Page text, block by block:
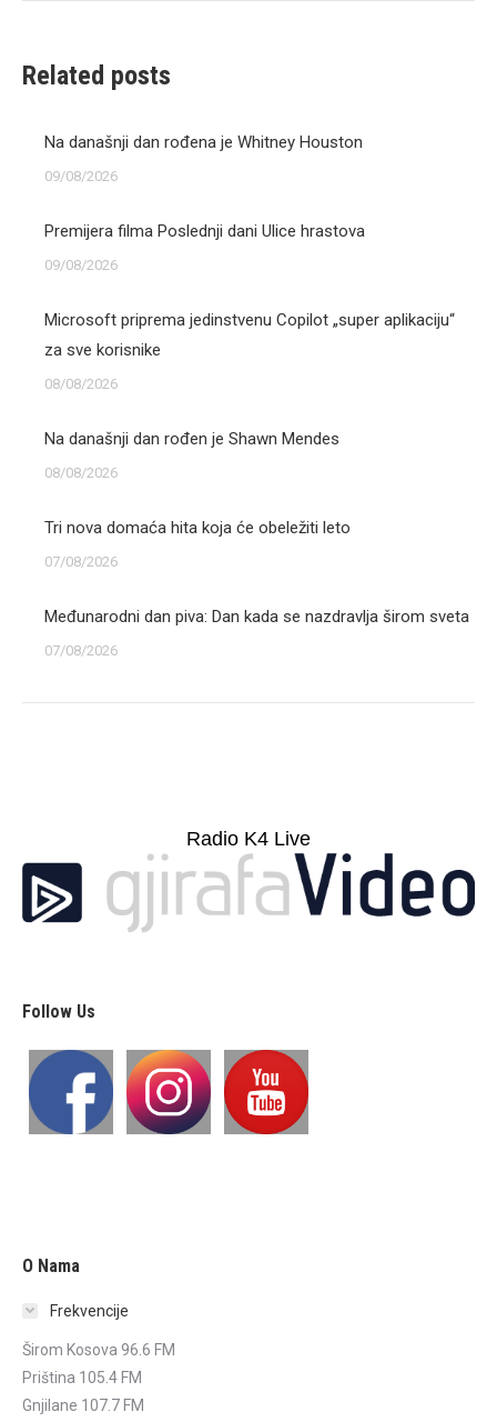
Related posts
Na današnji dan rođena je Whitney Houston
09/08/2026
Premijera filma Poslednji dani Ulice hrastova
09/08/2026
Microsoft priprema jedinstvenu Copilot „super aplikaciju“
za sve korisnike
08/08/2026
Na današnji dan rođen je Shawn Mendes
08/08/2026
Tri nova domaća hita koja će obeležiti leto
07/08/2026
Međunarodni dan piva: Dan kada se nazdravlja širom sveta
07/08/2026
Radio K4 Live
Follow Us
O Nama
Frekvencije
Širom Kosova 96.6 FM
Priština 105.4 FM
Gnjilane 107.7 FM